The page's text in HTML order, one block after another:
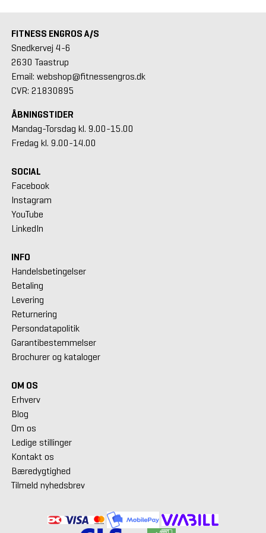
FITNESS ENGROS A/S
Snedkervej 4-6
2630 Taastrup
Email: webshop@fitnessengros.dk
CVR: 21830895
ÅBNINGSTIDER
Mandag-Torsdag kl. 9.00-15.00
Fredag kl. 9.00-14.00
SOCIAL
Facebook
Instagram
YouTube
LinkedIn
INFO
Handelsbetingelser
Betaling
Levering
Returnering
Persondatapolitik
Garantibestemmelser
Brochurer og kataloger
OM OS
Erhverv
Blog
Om os
Ledige stillinger
Kontakt os
Bæredygtighed
Tilmeld nyhedsbrev